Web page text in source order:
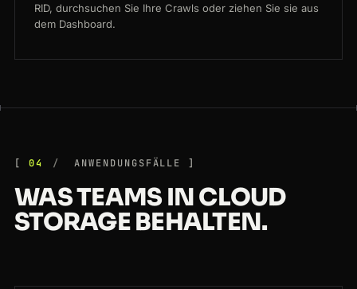
RID, durchsuchen Sie Ihre Crawls oder ziehen Sie sie aus
dem Dashboard.
04 ANWENDUNGSFÄLLE
WAS TEAMS IN CLOUD
STORAGE BEHALTEN.